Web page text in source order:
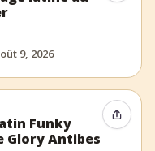
9, 2026
Funky
Glory Antibes